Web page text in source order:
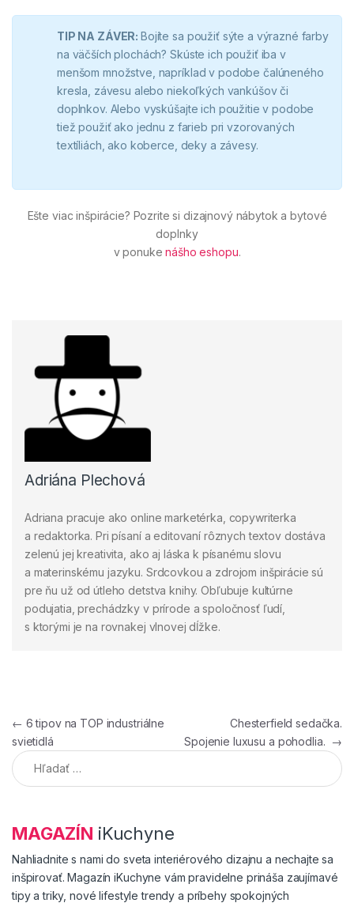
TIP NA ZÁVER:Bojíte sa použiť sýte a výrazné farby
na väčších plochách? Skúste ich použiť iba v
menšom množstve, napríklad v podobe čalúneného
kresla, závesu alebo niekoľkých vankúšov či
doplnkov. Alebo vyskúšajte ich použitie v podobe
tiež použiť ako jednu z farieb pri vzorovaných
textíliách, ako koberce, deky a závesy.
Ešte viac inšpirácie? Pozrite si dizajnový nábytok a bytové
doplnky
v ponukenášho eshopu.
Adriána Plechová
Adriana pracuje ako online marketérka, copywriterka
a redaktorka. Pri písaní a editovaní rôznych textov dostáva
zelenú jej kreativita, ako aj láska k písanému slovu
a materinskému jazyku. Srdcovkou a zdrojom inšpirácie sú
pre ňu už od útleho detstva knihy. Obľubuje kultúrne
podujatia, prechádzky v prírode a spoločnosť ľudí,
s ktorými je na rovnakej vlnovej dĺžke.
Navigácia v článku
← 6 tipov na TOP industriálne
svietidlá
Chesterfield sedačka.
Spojenie luxusu a pohodlia. →
Hľadať:
MAGAZÍN iKuchyne
Nahliadnite s nami do sveta interiérového dizajnu a nechajte sa
inšpirovať. Magazín iKuchyne vám pravidelne prináša zaujímavé
tipy a triky, nové lifestyle trendy a príbehy spokojných